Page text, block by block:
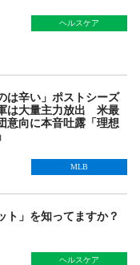
ヘルスケア
は辛い」ポストシーズ
は大量主力放出 米最
意向に本音吐露「理想
MLB
ト」を知ってますか？
ヘルスケア